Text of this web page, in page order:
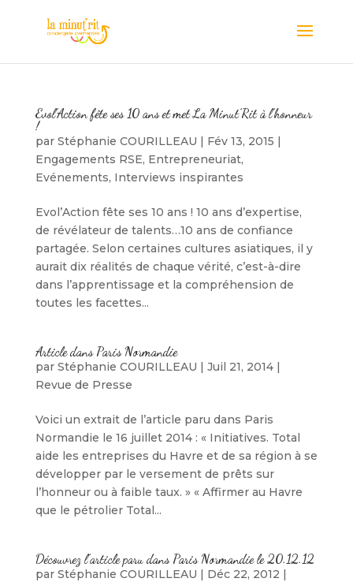
Evol’Action fête ses 10 ans et met La Minut’Rit à l’honneur
!
par Stéphanie COURILLEAU | Fév 13, 2015 |
Engagements RSE, Entrepreneuriat,
Evénements, Interviews inspirantes
Evol’Action fête ses 10 ans ! 10 ans d’expertise,
de révélateur de talents…10 ans de confiance
partagée. Selon certaines cultures asiatiques, il y
aurait dix réalités de chaque vérité, c’est-à-dire
dans l’apprentissage et la compréhension de
toutes les facettes...
Article dans Paris Normandie
par Stéphanie COURILLEAU | Juil 21, 2014|
Revue de Presse
Voici un extrait de l’article paru dans Paris
Normandie le 16 juillet 2014 : « Initiatives. Total
aide les entreprises du Havre et de sa région à se
développer par le versement de prêts sur
l’honneur ou à faible taux. » « Affirmer au Havre
que le pétrolier Total...
Découvrez l’article paru dans Paris Normandie le 20.12.12
par Stéphanie COURILLEAU | Déc 22, 2012 |